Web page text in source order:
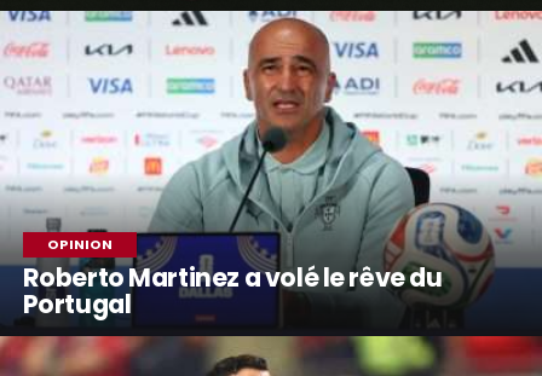
OPINION
Roberto Martinez a volé le rêve du
Portugal